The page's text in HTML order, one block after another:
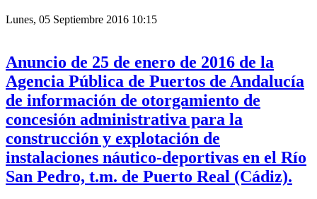
Lunes, 05 Septiembre 2016 10:15
Anuncio de 25 de enero de 2016 de la
Agencia Pública de Puertos de Andalucía
de información de otorgamiento de
concesión administrativa para la
construcción y explotación de
instalaciones náutico-deportivas en el Río
San Pedro, t.m. de Puerto Real (Cádiz).